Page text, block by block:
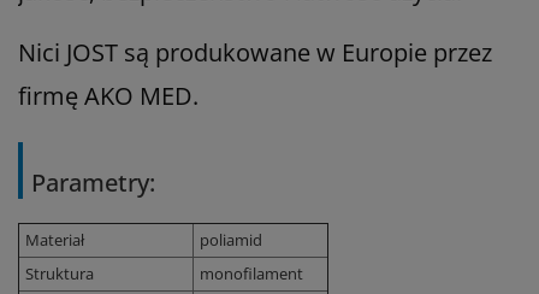
Nici JOST są produkowane w Europie przez
firmę AKO MED.
Parametry:
Materiał
poliamid
Struktura
monofilament